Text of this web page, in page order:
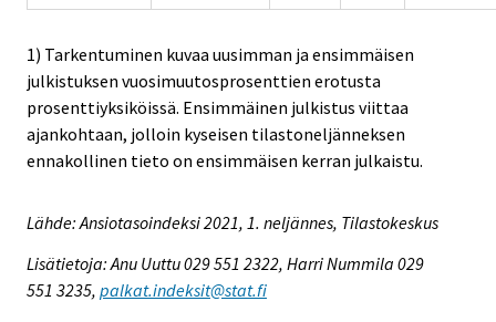
1) Tarkentuminen kuvaa uusimman ja ensimmäisen
julkistuksen vuosimuutosprosenttien erotusta
prosenttiyksiköissä. Ensimmäinen julkistus viittaa
ajankohtaan, jolloin kyseisen tilastoneljänneksen
ennakollinen tieto on ensimmäisen kerran julkaistu.
Lähde: Ansiotasoindeksi 2021, 1. neljännes, Tilastokeskus
Lisätietoja: Anu Uuttu 029 551 2322, Harri Nummila 029
551 3235, palkat.indeksit@stat.fi